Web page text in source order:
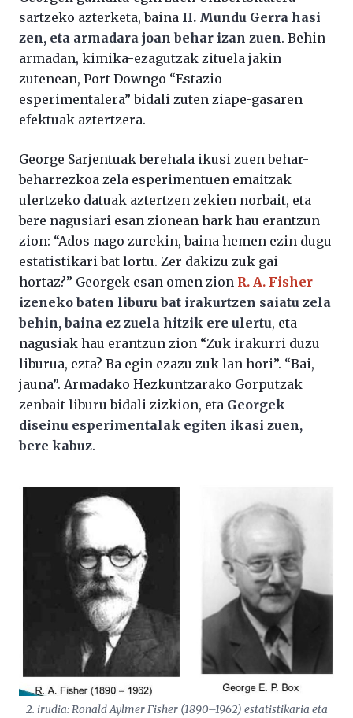
sartzeko azterketa, baina II. Mundu Gerra hasi
zen, eta armadara joan behar izan zuen. Behin
armadan, kimika-ezagutzak zituela jakin
zutenean, Port Downgo “Estazio
esperimentalera” bidali zuten ziape-gasaren
efektuak aztertzera.
George Sarjentuak berehala ikusi zuen behar-
beharrezkoa zela esperimentuen emaitzak
ulertzeko datuak aztertzen zekien norbait, eta
bere nagusiari esan zionean hark hau erantzun
zion: “Ados nago zurekin, baina hemen ezin dugu
estatistikari bat lortu. Zer dakizu zuk gai
hortaz?” Georgek esan omen zion R. A. Fisher
izeneko baten liburu bat irakurtzen saiatu zela
behin, baina ez zuela hitzik ere ulertu, eta
nagusiak hau erantzun zion “Zuk irakurri duzu
liburua, ezta? Ba egin ezazu zuk lan hori”. “Bai,
jauna”. Armadako Hezkuntzarako Gorputzak
zenbait liburu bidali zizkion, eta Georgek
diseinu esperimentalak egiten ikasi zuen,
bere kabuz.
2. irudia: Ronald Aylmer Fisher (1890–1962) estatistikaria eta